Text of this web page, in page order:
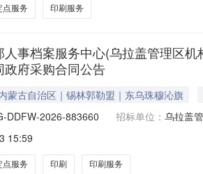
点服务 印刷服务
事档案服务中心(乌拉盖管理区
府采购合同公告
蒙古自治区｜锡林郭勒盟｜东乌珠穆沁旗
DDFW-2026-883660 招标单位： 乌拉盖
15:59
点服务 印刷 印刷服务